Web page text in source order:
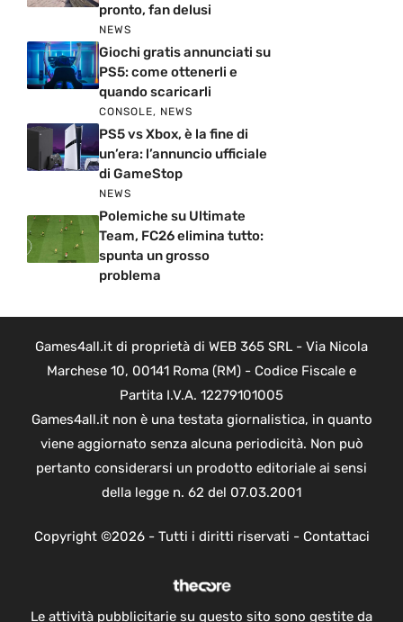
pronto, fan delusi
NEWS
Giochi gratis annunciati su
PS5: come ottenerli e
quando scaricarli
CONSOLE, NEWS
PS5 vs Xbox, è la fine di
un’era: l’annuncio ufficiale
di GameStop
NEWS
Polemiche su Ultimate
Team, FC26 elimina tutto:
spunta un grosso
problema
Games4all.it di proprietà di WEB 365 SRL - Via Nicola
Marchese 10, 00141 Roma (RM) - Codice Fiscale e
Partita I.V.A. 12279101005
Games4all.it non è una testata giornalistica, in quanto
viene aggiornato senza alcuna periodicità. Non può
pertanto considerarsi un prodotto editoriale ai sensi
della legge n. 62 del 07.03.2001
Copyright ©2026 - Tutti i diritti riservati - Contattaci
Le attività pubblicitarie su questo sito sono gestite da